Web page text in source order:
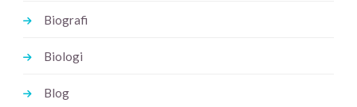
Biografi
Biologi
Blog